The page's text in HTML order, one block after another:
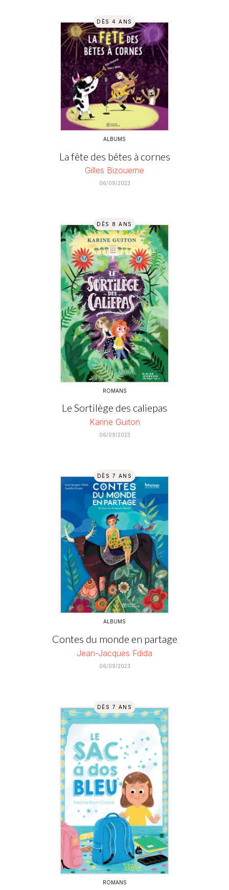
DÈS 4 ANS
ALBUMS
La fête des bêtes à cornes
Gilles Bizouerne
06/09/2023
DÈS 8 ANS
ROMANS
Le Sortilège des caliepas
Karine Guiton
06/09/2023
DÈS 7 ANS
ALBUMS
Contes du monde en partage
Jean-Jacques Fdida
06/09/2023
DÈS 7 ANS
ROMANS